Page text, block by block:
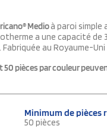
Medioà paroi simple
a une capacité de
au Royaume-
50 pièces par couleur
Minimum de pièces
50 pièces